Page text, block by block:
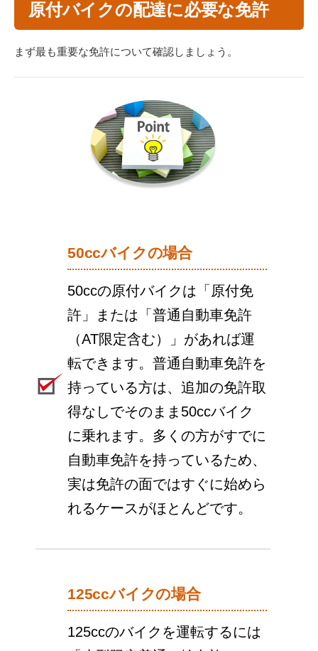
原付バイクの配達に必要な免許
まず最も重要な免許について確認しましょう。
50ccバイクの場合
50ccの原付バイクは「原付免
許」または「普通自動車免許
（AT限定含む）」があれば運
転できます。普通自動車免許を
持っている方は、追加の免許取
得なしでそのまま50ccバイク
に乗れます。多くの方がすでに
自動車免許を持っているため、
実は免許の面ではすぐに始めら
れるケースがほとんどです。
125ccバイクの場合
125ccのバイクを運転するには